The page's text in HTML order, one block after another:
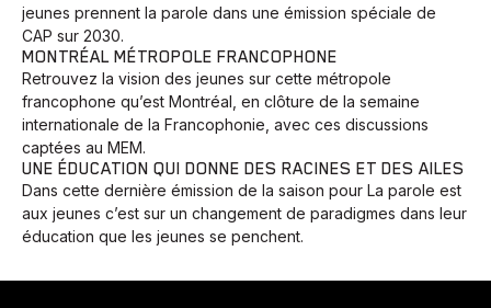
jeunes prennent la parole dans une émission spéciale de
CAP sur 2030.
MONTRÉAL MÉTROPOLE FRANCOPHONE
Retrouvez la vision des jeunes sur cette métropole
francophone qu’est Montréal, en clôture de la semaine
internationale de la Francophonie, avec ces discussions
captées au MEM.
UNE ÉDUCATION QUI DONNE DES RACINES ET DES AILES
Dans cette dernière émission de la saison pour La parole est
aux jeunes c’est sur un changement de paradigmes dans leur
éducation que les jeunes se penchent.